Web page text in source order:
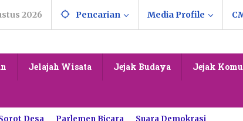
2026 Pencarian Media Profile
Jelajah Wisata Jejak Budaya Jejak
Desa Parlemen Bicara Suara Demokrasi